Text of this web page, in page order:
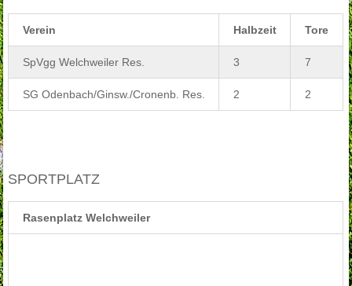
Verein Halbzeit Tore
SpVgg Welchweiler Res. 3 7
SG Odenbach/Ginsw./Cronenb. Res. 2 2
SPORTPLATZ
Rasenplatz Welchweiler